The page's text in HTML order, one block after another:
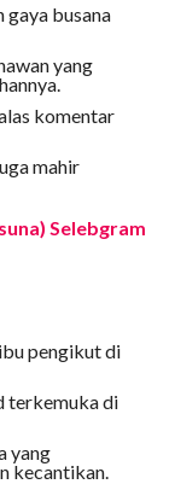
gaya busana
yang
komentar
mahir
Selebgram
pengikut di
terkemuka di
yang
kecantikan.